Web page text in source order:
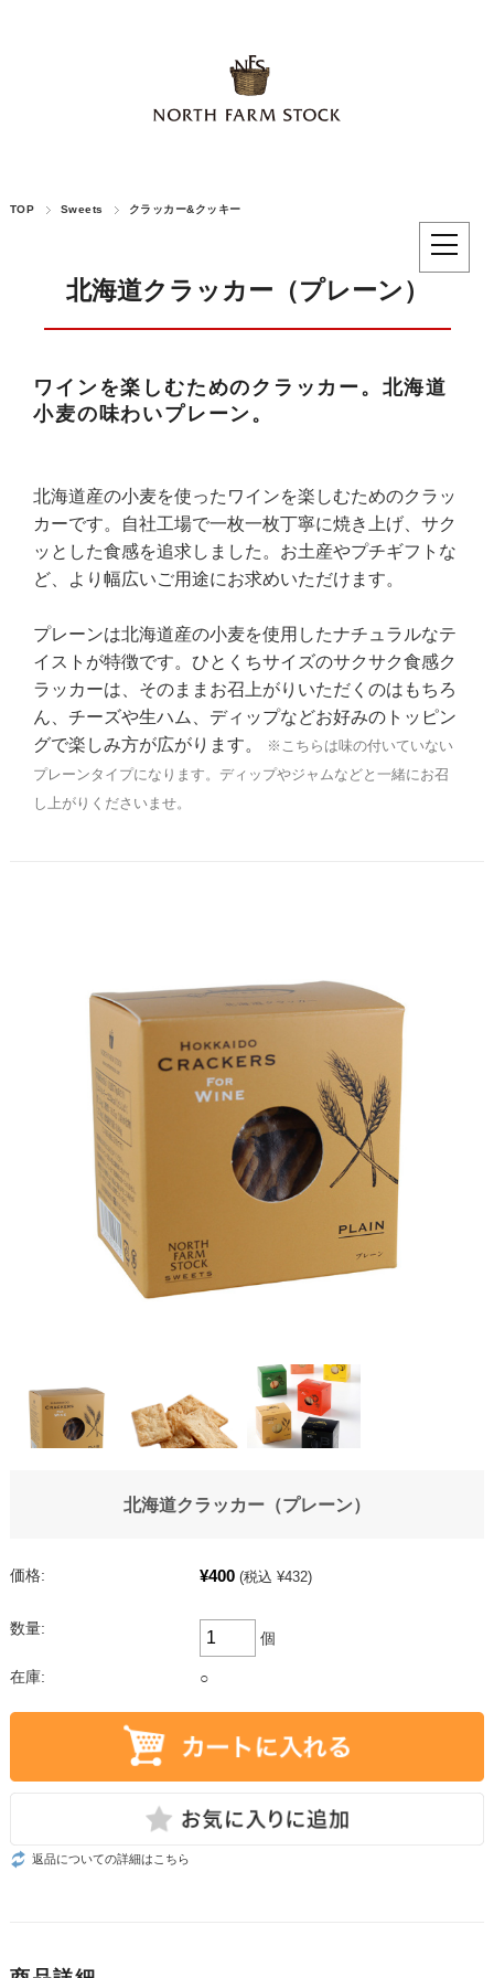
TOP Sweets クラッカー&クッキー
北海道クラッカー（プレーン）
ワインを楽しむためのクラッカー。北海道
小麦の味わいプレーン。
北海道産の小麦を使ったワインを楽しむためのクラッ
カーです。自社工場で一枚一枚丁寧に焼き上げ、サク
ッとした食感を追求しました。お土産やプチギフトな
ど、より幅広いご用途にお求めいただけます。
プレーンは北海道産の小麦を使用したナチュラルなテ
イストが特徴です。ひとくちサイズのサクサク食感ク
ラッカーは、そのままお召上がりいただくのはもちろ
ん、チーズや生ハム、ディップなどお好みのトッピン
グで楽しみ方が広がります。
※こちらは味の付いていない
プレーンタイプになります。ディップやジャムなどと一緒にお召
し上がりくださいませ。
北海道クラッカー（プレーン）
価格: ¥400 (税込 ¥432)
数量:
個
在庫: ○
返品についての詳細はこちら